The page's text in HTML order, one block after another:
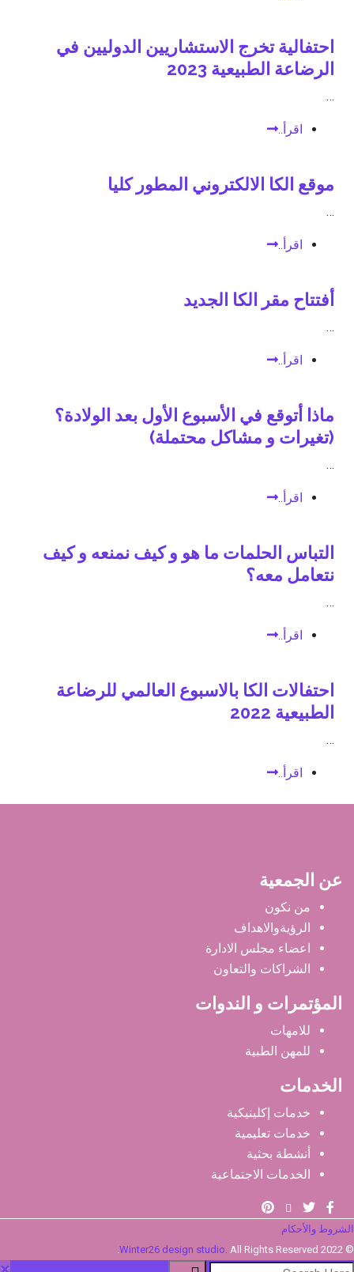
احتفالية تخرج الاستشاريين الدوليين في
الرضاعة الطبيعية 2023
…
اقرأ..
موقع الكا الالكتروني المطور كليا
…
اقرأ..
أفتتاح مقر الكا الجديد
…
اقرأ..
ماذا أتوقع في الأسبوع الأول بعد الولادة؟
(تغيرات و مشاكل محتملة)
…
اقرأ..
التباس الحلمات ما هو و كيف نمنعه و كيف
نتعامل معه؟
…
اقرأ..
احتفالات الكا بالاسبوع العالمي للرضاعة
الطبيعية 2022
…
اقرأ..
عن الجمعية
من نكون
الرؤيةوالاهداف
اعضاء مجلس الادارة
الشراكات والتعاون
المؤتمرات و الندوات
للامهات
للمهن الطبية
الخدمات
خدمات إكلينيكية
خدمات تعليمية
أنشطة بحثية
الخدمات الاجتماعية
الشروط والأحكام
© 2022
Winter26 design studio. All Rights Reserved.